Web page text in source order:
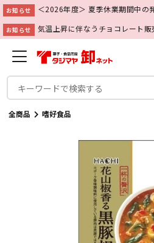
お知らせ ＜2026年度＞ 夏季休業期間中の
お知らせ 気温上昇に伴なうチョコレート販
全商品 嗜好食品